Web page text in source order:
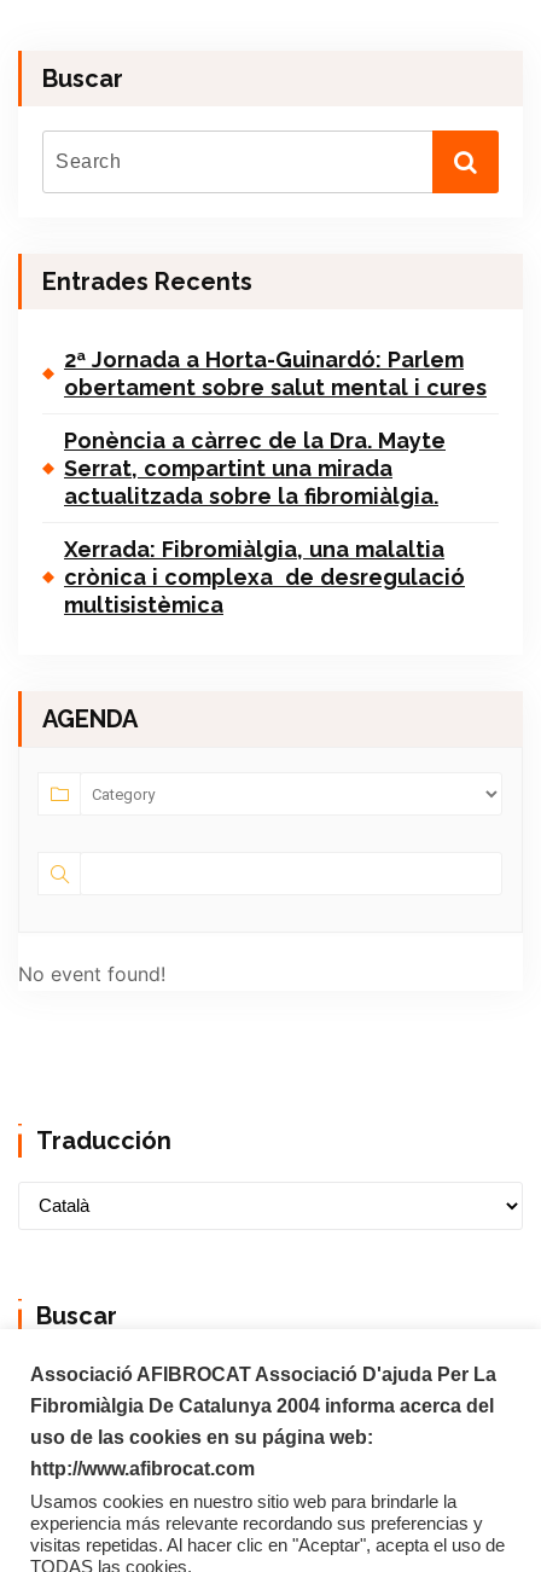
Buscar
Entrades Recents
2ª Jornada a Horta-Guinardó: Parlem
obertament sobre salut mental i cures
Ponència a càrrec de la Dra. Mayte
Serrat, compartint una mirada
actualitzada sobre la fibromiàlgia.
Xerrada: Fibromiàlgia, una malaltia
crònica i complexa de desregulació
multisistèmica
AGENDA
No event found!
Traducción
Buscar
Associació AFIBROCAT Associació D'ajuda Per La
Fibromiàlgia De Catalunya 2004 informa acerca del
uso de las cookies en su página web:
http://www.afibrocat.com
Usamos cookies en nuestro sitio web para brindarle la
experiencia más relevante recordando sus preferencias y
visitas repetidas. Al hacer clic en "Aceptar", acepta el uso de
TODAS las cookies.